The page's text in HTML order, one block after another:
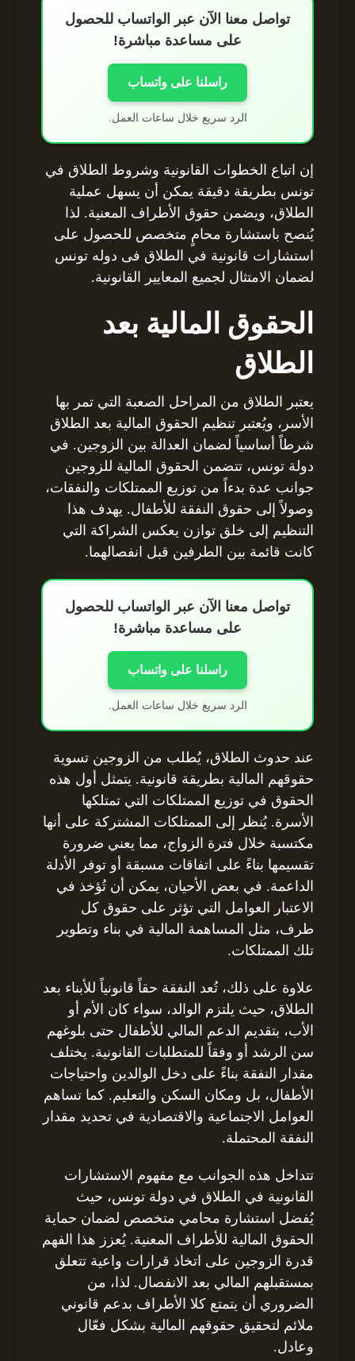
تواصل معنا الآن عبر الواتساب للحصول
على مساعدة مباشرة!
راسلنا على واتساب
الرد سريع خلال ساعات العمل.
إن اتباع الخطوات القانونية وشروط الطلاق في
تونس بطريقة دقيقة يمكن أن يسهل عملية
الطلاق، ويضمن حقوق الأطراف المعنية. لذا
يُنصح باستشارة محامٍ متخصص للحصول على
استشارات قانونية في الطلاق فى دوله تونس
لضمان الامتثال لجميع المعايير القانونية.
الحقوق المالية بعد
الطلاق
يعتبر الطلاق من المراحل الصعبة التي تمر بها
الأسر، ويُعتبر تنظيم الحقوق المالية بعد الطلاق
شرطاً أساسياً لضمان العدالة بين الزوجين. في
دولة تونس، تتضمن الحقوق المالية للزوجين
جوانب عدة بدءاً من توزيع الممتلكات والنفقات،
وصولاً إلى حقوق النفقة للأطفال. يهدف هذا
التنظيم إلى خلق توازن يعكس الشراكة التي
كانت قائمة بين الطرفين قبل انفصالهما.
تواصل معنا الآن عبر الواتساب للحصول
على مساعدة مباشرة!
راسلنا على واتساب
الرد سريع خلال ساعات العمل.
عند حدوث الطلاق، يُطلب من الزوجين تسوية
حقوقهم المالية بطريقة قانونية. يتمثل أول هذه
الحقوق في توزيع الممتلكات التي تمتلكها
الأسرة. يُنظر إلى الممتلكات المشتركة على أنها
مكتسبة خلال فترة الزواج، مما يعني ضرورة
تقسيمها بناءً على اتفاقات مسبقة أو توفر الأدلة
الداعمة. في بعض الأحيان، يمكن أن تُؤخذ في
الاعتبار العوامل التي تؤثر على حقوق كل
طرف، مثل المساهمة المالية في بناء وتطوير
تلك الممتلكات.
علاوة على ذلك، تُعد النفقة حقاً قانونياً للأبناء بعد
الطلاق، حيث يلتزم الوالد، سواء كان الأم أو
الأب، بتقديم الدعم المالي للأطفال حتى بلوغهم
سن الرشد أو وفقاً للمتطلبات القانونية. يختلف
مقدار النفقة بناءً على دخل الوالدين واحتياجات
الأطفال، بل ومكان السكن والتعليم. كما تساهم
العوامل الاجتماعية والاقتصادية في تحديد مقدار
النفقة المحتملة.
تتداخل هذه الجوانب مع مفهوم الاستشارات
القانونية في الطلاق في دولة تونس، حيث
يُفضل استشارة محامي متخصص لضمان حماية
الحقوق المالية للأطراف المعنية. يُعزز هذا الفهم
قدرة الزوجين على اتخاذ قرارات واعية تتعلق
بمستقبلهم المالي بعد الانفصال. لذا، من
الضروري أن يتمتع كلا الأطراف بدعم قانوني
ملائم لتحقيق حقوقهم المالية بشكل فعّال
وعادل.